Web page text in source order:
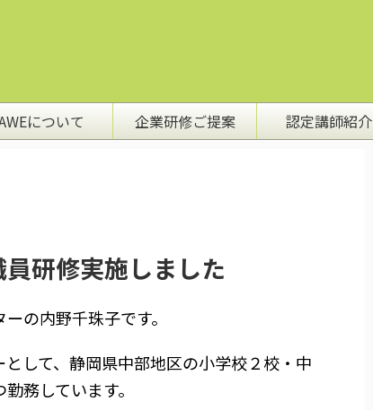
について 企業研修ご提案 認定講師紹介
研修実施しました
の内野千珠子です。
して、静岡県中部地区の小学校２校・中
務しています。